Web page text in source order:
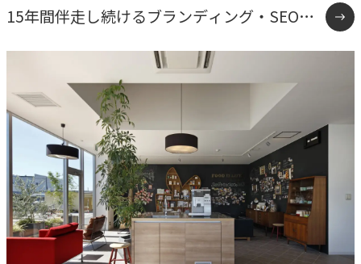
15年間伴走し続けるブランディング・SEO戦
略支援事例